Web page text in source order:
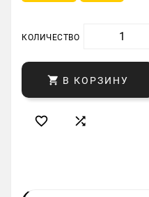
КОЛИЧЕСТВО
 В КОРЗИНУ
 